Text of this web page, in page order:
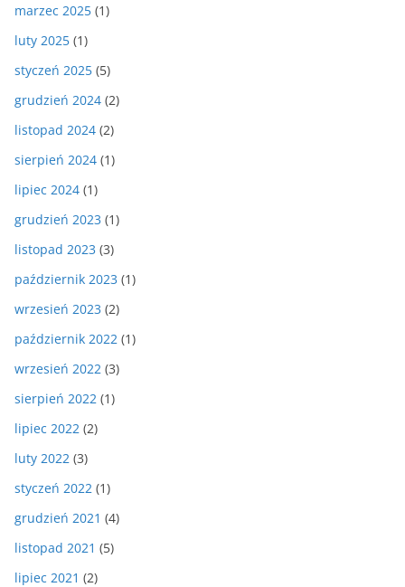
marzec 2025 (1)
luty 2025 (1)
styczeń 2025 (5)
grudzień 2024 (2)
listopad 2024 (2)
sierpień 2024 (1)
lipiec 2024 (1)
grudzień 2023 (1)
listopad 2023 (3)
październik 2023 (1)
wrzesień 2023 (2)
październik 2022 (1)
wrzesień 2022 (3)
sierpień 2022 (1)
lipiec 2022 (2)
luty 2022 (3)
styczeń 2022 (1)
grudzień 2021 (4)
listopad 2021 (5)
lipiec 2021 (2)